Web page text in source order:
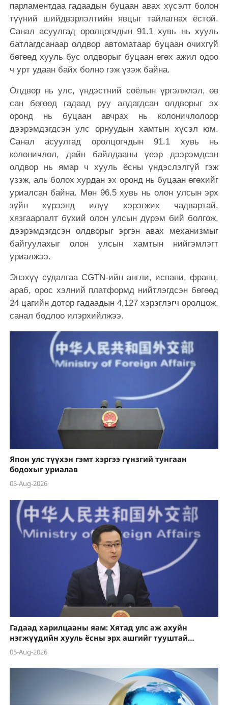
парламентдаа гадаадын буцаан авах хүсэлт болон
түүний шийдвэрлэлтийн явцыг тайлагнах ёстой.
Санал асуулгад оролцогчдын 91.1 хувь нь хууль
батлагдсанаар олдвор автоматаар буцаан очихгүй
бөгөөд хууль бус олдворыг буцаан өгөх ажил одоо
ч урт удаан байх болно гэж үзэж байна.
Олдвор нь улс, үндэстний соёлын үргэлжлэл, өв
сан бөгөөд гадаад руу алдагдсан олдворыг эх
оронд нь буцаан авчрах нь колоничлолоор
дээрэмдэгдсэн улс орнуудын хамтын хүсэл юм.
Санал асуулгад оролцогчдын 91.1 хувь нь
колоничлол, дайн байлдааны үеэр дээрэмдсэн
олдвор нь ямар ч хууль ёсны үндэслэлгүй гэж
үзэж, аль болох хурдан эх оронд нь буцаан өгөхийг
уриалсан байна. Мөн 96.5 хувь нь олон улсын эрх
зүйн хүрээнд илүү хэрэгжих чадвартай,
хязгаарлалт бүхий олон улсын дүрэм бий болгож,
дээрэмдэгдсэн олдворыг эргэн авах механизмыг
байгуулахыг олон улсын хамтын нийгэмлэгт
уриалжээ.
Энэхүү судалгаа CGTN-ийн англи, испани, франц,
араб, орос хэлний платформд нийтлэгдсэн бөгөөд
24 цагийн дотор гадаадын 4,127 хэрэглэгч оролцож,
санал бодлоо илэрхийлжээ.
Япон улс түүхэн гэмт хэргээ гүнзгий тунгаан
бодохыг уриалав
05-Aug-2026
Гадаад харилцааны яам: Хятад улс аж ахуйн
нэгжүүдийн хууль ёсны эрх ашгийг тууштай
хамгаална
05-Aug-2026